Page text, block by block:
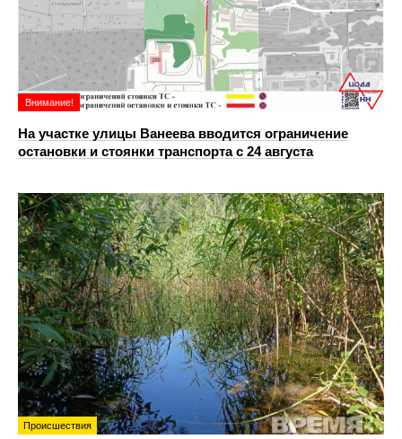
Внимание!
На участке улицы Ванеева вводится ограничение
остановки и стоянки транспорта с 24 августа
Происшествия